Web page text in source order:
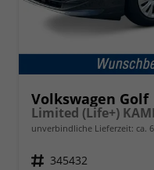
Volkswagen Golf
unverbindliche Lieferzeit: ca.
Fahrzeugnr. 345432